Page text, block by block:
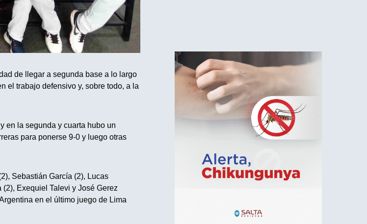
de llegar a segunda base a lo largo
el trabajo defensivo y, sobre todo, a la
en la segunda y cuarta hubo un
para ponerse 9-0 y luego otras
Sebastián García (2), Lucas
Exequiel Talevi y José Gerez
en el último juego de Lima